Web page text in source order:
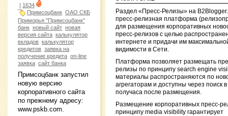
| 1634
Примсоцбанк ОАО СКБ
Приморья "Примсоцбанк"
банк новый сайт новая
версия сайта калькулятор
вкладов калькулятор
кредитов заявка на
получение кредита on-line
заявка сайт банка
Примсоцбанк запустил
новую версию
корпоративного сайта
по прежнему адресу:
www.pskb.com.
Раздел «Пресс-Релизы» на
пресс-релизная платформа
для размещения корпоративных
пресс-релизов с целью
интернете и придачи им
видимости в Сети.
Платформа позволяет размещать
релизы по принципу search engine
материалы распространяются по
агрегаторам и доступны через поиск
получаса после размещения.
Размещение корпоративных пресс-
принципу media visibility гарантирует